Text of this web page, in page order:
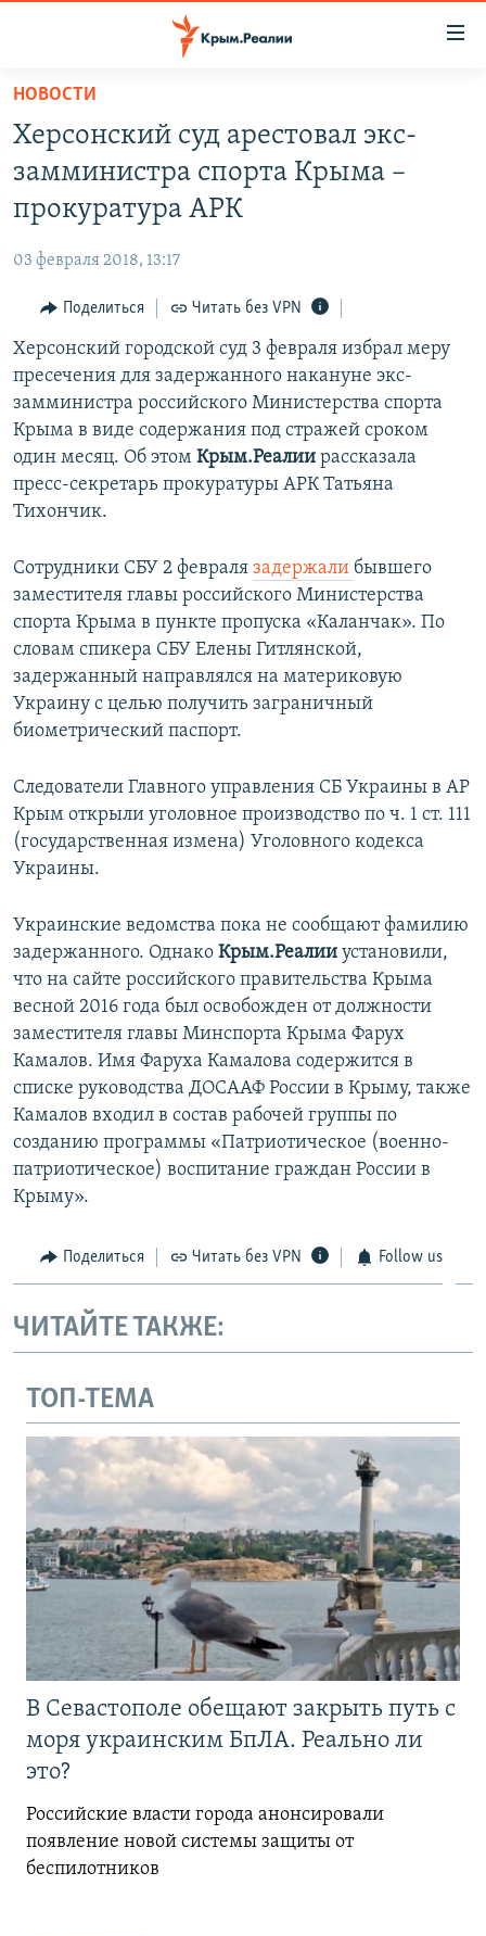
Вернуться
основному
содержанию
главной
навигации
Вернутся
поиску
СПЕЦПРОЕКТЫ
11 ЛЕТ ОККУПАЦИИ КРЫМА. 11 ИСТОРИЙ СОПРОТИВЛЕНИЯ
ЕЩЕ
ИНТЕРАКТИВ
ИНФОГРАФИКА
ТЕЛЕПРОЕКТ КРЫМ.РЕАЛИИ
СОВЕТЫ ПРАВОЗАЩИТНИКОВ
ПРОПАВШИЕ БЕЗ ВЕСТИ
ПОБЕДИТЕЛЕЙ НЕ СУДЯТ?
УКРАИНСКАЯ ПРОБЛЕМА КРЫМА
РАДІО СВОБОДА
КАК ОБОЙТИ БЛОКИРОВКУ
Українською
Qırımtatar
ПРИСОЕДИНЯЙТЕСЬ!
Все сайты RFE/RL
НОВОСТИ
Херсонский суд арестовал экс-
замминистра спорта Крыма –
прокуратура АРК
03 февраля 2018, 13:17
Поделиться Читать без VPN
Херсонский городской суд 3 февраля избрал меру
пресечения для задержанного накануне экс-
замминистра российского Министерства спорта
Крыма в виде содержания под стражей сроком
один месяц. Об этом Крым.Реалии рассказала
пресс-секретарь прокуратуры АРК Татьяна
Тихончик.
Сотрудники СБУ 2 февраля задержали бывшего
заместителя главы российского Министерства
спорта Крыма в пункте пропуска «Каланчак». По
словам спикера СБУ Елены Гитлянской,
задержанный направлялся на материковую
Украину с целью получить заграничный
биометрический паспорт.
Следователи Главного управления СБ Украины в АР
Крым открыли уголовное производство по ч. 1 ст. 111
(государственная измена) Уголовного кодекса
Украины.
Украинские ведомства пока не сообщают фамилию
задержанного. Однако Крым.Реалии установили,
что на сайте российского правительства Крыма
весной 2016 года был освобожден от должности
заместителя главы Минспорта Крыма Фарух
Камалов. Имя Фаруха Камалова содержится в
списке руководства ДОСААФ России в Крыму, также
Камалов входил в состав рабочей группы по
созданию программы «Патриотическое (военно-
патриотическое) воспитание граждан России в
Крыму».
Поделиться Читать без VPN Follow us
ЧИТАЙТЕ ТАКЖЕ:
ТОП-ТЕМА
В Севастополе обещают закрыть путь с
моря украинским БпЛА. Реально ли
это?
Российские власти города анонсировали
появление новой системы защиты от
беспилотников